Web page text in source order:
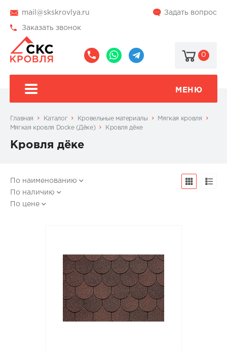
mail@skskrovlya.ru Задать вопрос
Заказать звонок
0
МЕНЮ
Главная Каталог Кровельные материалы
Мягкая кровля
Мягкая кровля Docke (Дёке)
Кровля дёке
Кровля дёке
По наименованию
По наличию
По цене